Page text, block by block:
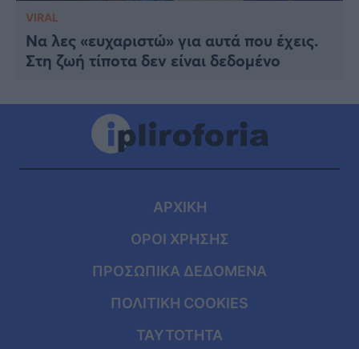
VIRAL
Να λες «ευχαριστώ» για αυτά που έχεις.
Στη ζωή τίποτα δεν είναι δεδομένο
ΑΡΧΙΚΗ
ΟΡΟΙ ΧΡΗΣΗΣ
ΠΡΟΣΩΠΙΚΑ ΔΕΔΟΜΕΝΑ
ΠΟΛΙΤΙΚΗ COOKIES
ΤΑΥΤΟΤΗΤΑ